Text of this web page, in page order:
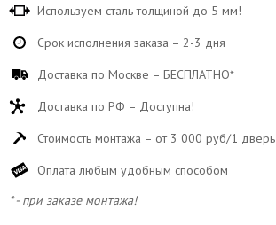
Используем сталь толщиной до 5 мм!
Срок исполнения заказа – 2-3 дня
Доставка по Москве – БЕСПЛАТНО*
Доставка по РФ – Доступна!
Стоимость монтажа – от 3 000 руб/1 дверь
Оплата любым удобным способом
* - при заказе монтажа!